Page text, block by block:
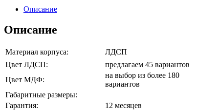
Описание
Описание
Материал корпуса:
ЛДСП
Цвет ЛДСП:
предлагаем 45 вариантов
Цвет МДФ:
на выбор из более 180
вариантов
Габаритные размеры:
Гарантия:
12 месяцев